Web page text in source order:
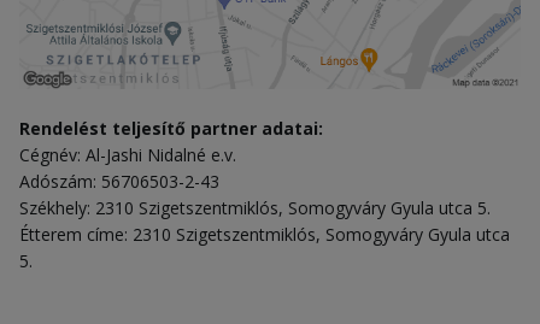
Rendelést teljesítő partner adatai:
Cégnév: Al-Jashi Nidalné e.v.
Adószám: 56706503-2-43
Székhely: 2310 Szigetszentmiklós, Somogyváry Gyula utca 5.
Étterem címe: 2310 Szigetszentmiklós, Somogyváry Gyula utca
5.